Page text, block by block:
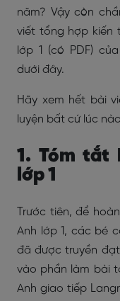
năm? Vậy còn
viết tổng hợp kiến
lớp 1 (có PDF)
dưới đây.
Hãy xem hết bài
luyện bất cứ lúc
1. Tóm tắt
lớp 1
Trước tiên, để
Anh lớp 1, các bé
đã được truyền
vào phần làm bài
Anh giao tiếp